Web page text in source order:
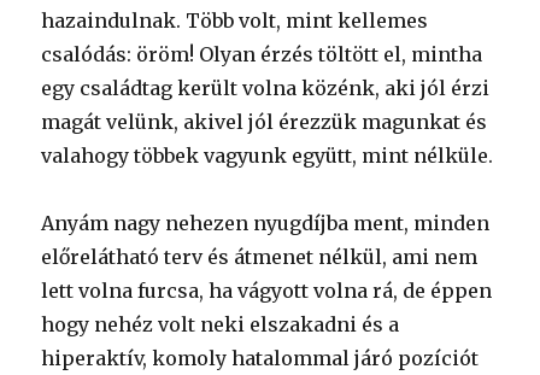
hazaindulnak. Több volt, mint kellemes
csalódás: öröm! Olyan érzés töltött el, mintha
egy családtag került volna közénk, aki jól érzi
magát velünk, akivel jól érezzük magunkat és
valahogy többek vagyunk együtt, mint nélküle.
Anyám nagy nehezen nyugdíjba ment, minden
előrelátható terv és átmenet nélkül, ami nem
lett volna furcsa, ha vágyott volna rá, de éppen
hogy nehéz volt neki elszakadni és a
hiperaktív, komoly hatalommal járó pozíciót